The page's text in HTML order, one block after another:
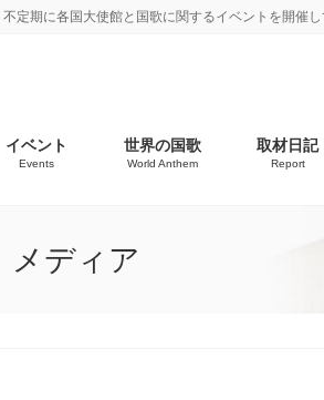
定期に各国大使館と国歌に関するイベントを開催し
イベント
Events
世界の国歌
World Anthem
取材日記
Report
メディア